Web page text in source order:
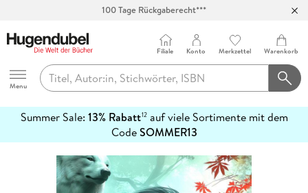
100 Tage Rückgaberecht***
Hugendubel
Menu
Filiale Konto Merkzettel Warenkorb
Summer Sale: 13% Rabatt12auf viele Sortimente mit dem
CodeSOMMER13
erfahren